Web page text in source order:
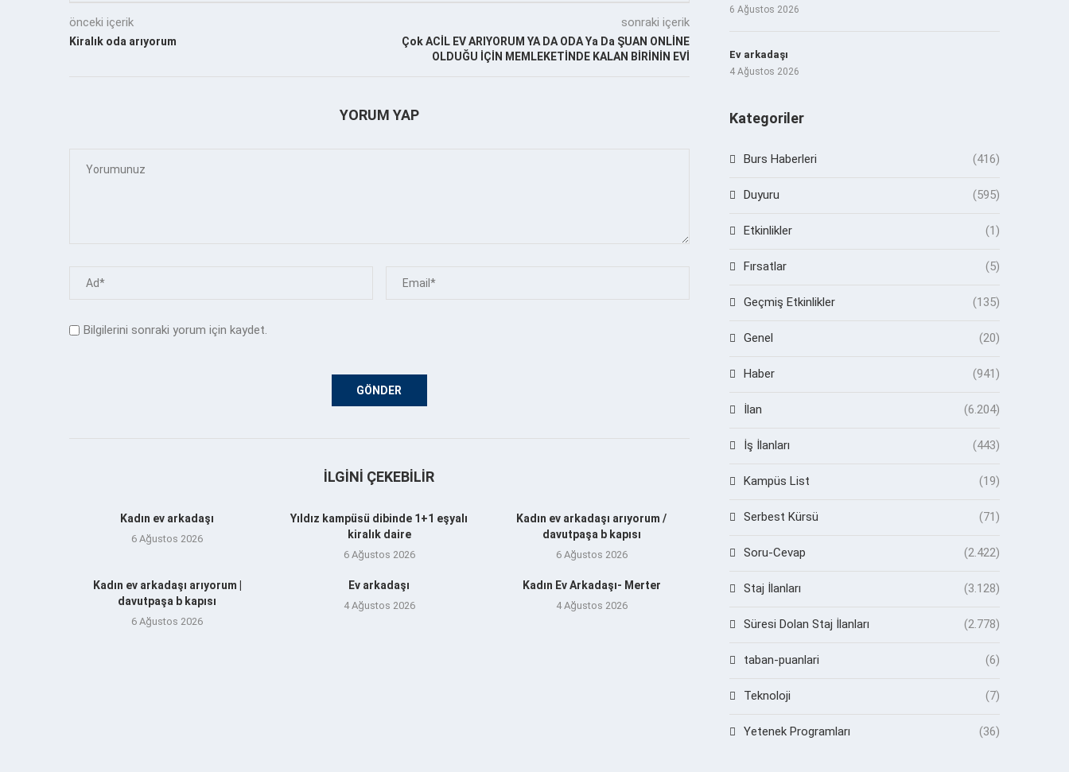
önceki içerik
Kiralık oda arıyorum
sonraki içerik
Çok ACİL EV ARIYORUM YA DA ODA Ya Da ŞUAN ONLİNE
OLDUĞU İÇİN MEMLEKETİNDE KALAN BİRİNİN EVİ
YORUM YAP
Bilgilerini sonraki yorum için kaydet.
İLGINI ÇEKEBILIR
Kadın ev arkadaşı
6 Ağustos 2026
Yıldız kampüsü dibinde 1+1 eşyalı
kiralık daire
6 Ağustos 2026
Kadın ev arkadaşı arıyorum /
davutpaşa b kapısı
6 Ağustos 2026
Kadın ev arkadaşı arıyorum |
davutpaşa b kapısı
6 Ağustos 2026
Ev arkadaşı
4 Ağustos 2026
Kadın Ev Arkadaşı- Merter
4 Ağustos 2026
6 Ağustos 2026
Ev arkadaşı
4 Ağustos 2026
Kategoriler
Burs Haberleri (416)
Duyuru (595)
Etkinlikler (1)
Fırsatlar (5)
Geçmiş Etkinlikler (135)
Genel (20)
Haber (941)
İlan (6.204)
İş İlanları (443)
Kampüs List (19)
Serbest Kürsü (71)
Soru-Cevap (2.422)
Staj İlanları (3.128)
Süresi Dolan Staj İlanları (2.778)
taban-puanlari (6)
Teknoloji (7)
Yetenek Programları (36)